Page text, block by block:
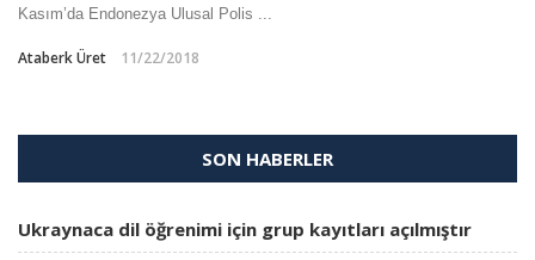
Kasım’da Endonezya Ulusal Polis ...
Ataberk Üret 11/22/2018
SON HABERLER
Ukraynaca dil öğrenimi için grup kayıtları açılmıştır